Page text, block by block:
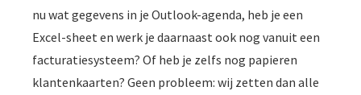
nu wat gegevens in je Outlook-agenda, heb je een
Excel-sheet en werk je daarnaast ook nog vanuit een
facturatiesysteem? Of heb je zelfs nog papieren
klantenkaarten? Geen probleem: wij zetten dan alle